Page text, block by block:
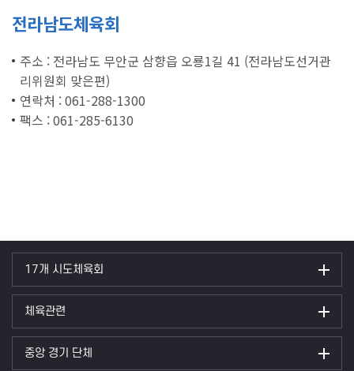
전라남도체육회
주소 : 전라남도 무안군 삼향읍 오룡1길 41 (전라남도선거관
리위원회 맞은편)
연락처 : 061-288-1300
팩스 : 061-285-6130
17개 시도체육회
체육관련
중앙 경기 단체